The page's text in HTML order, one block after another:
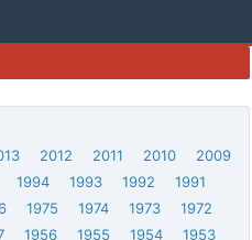
2012 2011 2010
2009
1994 1993 1992
1991
1975 1974 1973
1972
1956 1955 1954
1953